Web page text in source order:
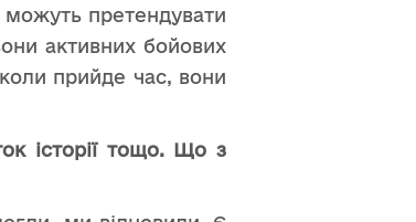
претендувати
активних бойових
прийде час, вони
історії тощо. Що з